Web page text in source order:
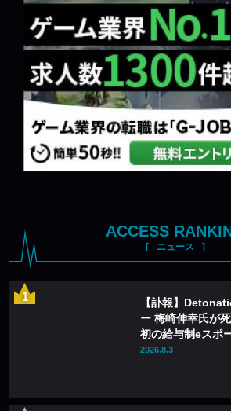
ACCESS
ニュース
【訃報】
ー 梅崎伸幸氏が
初の給与制eスポ
2026.8.3